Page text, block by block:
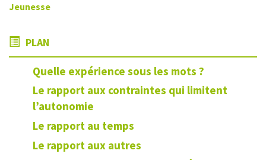
Jeunesse
PLAN
Quelle expérience sous les mots ?
Le rapport aux contraintes qui limitent
l’autonomie
Le rapport au temps
Le rapport aux autres